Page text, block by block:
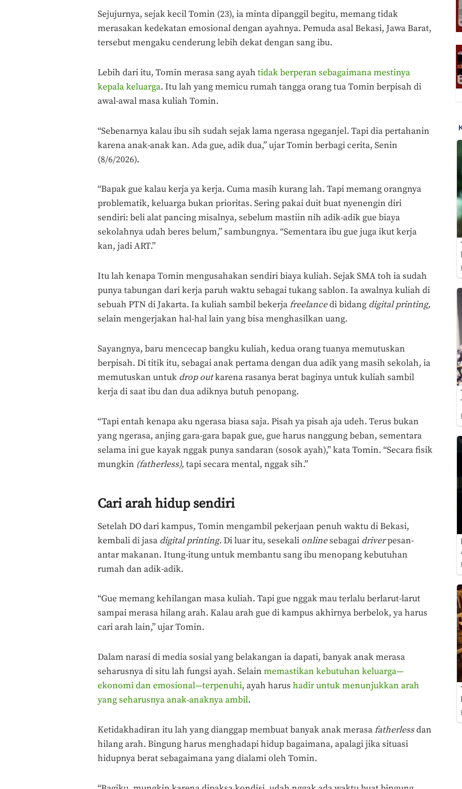
Sejujurnya, sejak kecil Tomin (23), ia minta dipanggil begitu, memang tidak
merasakan kedekatan emosional dengan ayahnya. Pemuda asal Bekasi, Jawa Barat,
tersebut mengaku cenderung lebih dekat dengan sang ibu.
Lebih dari itu, Tomin merasa sang ayah tidak berperan sebagaimana mestinya
kepala keluarga. Itu lah yang memicu rumah tangga orang tua Tomin berpisah di
awal-awal masa kuliah Tomin.
“Sebenarnya kalau ibu sih sudah sejak lama ngerasa ngeganjel. Tapi dia pertahanin
karena anak-anak kan. Ada gue, adik dua,” ujar Tomin berbagi cerita, Senin
(8/6/2026).
“Bapak gue kalau kerja ya kerja. Cuma masih kurang lah. Tapi memang orangnya
problematik, keluarga bukan prioritas. Sering pakai duit buat nyenengin diri
sendiri: beli alat pancing misalnya, sebelum mastiin nih adik-adik gue biaya
sekolahnya udah beres belum,” sambungnya. “Sementara ibu gue juga ikut kerja
kan, jadi ART.”
Itu lah kenapa Tomin mengusahakan sendiri biaya kuliah. Sejak SMA toh ia sudah
punya tabungan dari kerja paruh waktusebagai tukang sablon. Ia awalnya kuliah di
sebuah PTN di Jakarta. Ia kuliah sambil bekerjafreelancedi bidang digital printing,
selain mengerjakan hal-hal lain yang bisa menghasilkan uang.
Sayangnya, baru mencecap bangku kuliah, kedua orang tuanya memutuskan
berpisah. Di titik itu, sebagai anak pertama dengan dua adik yang masih sekolah, ia
memutuskan untuk drop outkarena rasanya berat baginya untuk kuliah sambil
kerja di saat ibu dan dua adiknya butuh penopang.
“Tapi entah kenapa aku ngerasa biasa saja. Pisah ya pisah aja udeh. Terus bukan
yang ngerasa, anjing gara-gara bapak gue, gue harus nanggung beban, sementara
selama ini gue kayak nggak punya sandaran (sosok ayah),” kata Tomin. “Secara fisik
mungkin (fatherless), tapi secara mental, nggak sih.”
Cari arah hidup sendiri
Setelah DO dari kampus, Tomin mengambil pekerjaan penuh waktu di Bekasi,
kembali di jasa digital printing.Di luar itu, sesekali onlinesebagai driverpesan-
antar makanan. Itung-itung untuk membantu sang ibu menopang kebutuhan
rumah dan adik-adik.
“Gue memang kehilangan masa kuliah. Tapi gue nggak mau terlalu berlarut-larut
sampai merasa hilang arah. Kalau arah gue di kampus akhirnya berbelok, ya harus
cari arah lain,” ujar Tomin.
Dalam narasi di media sosial yang belakangan ia dapati, banyak anak merasa
seharusnya di situ lah fungsi ayah. Selain memastikan kebutuhan keluarga—
ekonomi dan emosional—terpenuhi, ayah harus hadir untuk menunjukkan arah
yang seharusnya anak-anaknya ambil.
Ketidakhadiran itu lah yang dianggap membuat banyak anak merasafatherlessdan
hilang arah. Bingung harus menghadapi hidup bagaimana, apalagi jika situasi
hidupnya berat sebagaimana yang dialami oleh Tomin.